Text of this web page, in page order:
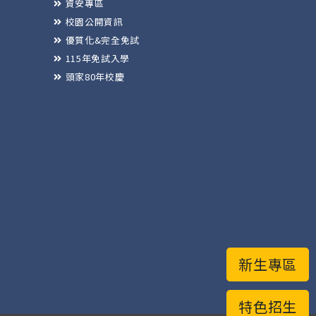
特色招生
新生專區
資安專區
校園公開資訊
優質化&完全免試
115年免試入學
頭家80年校慶